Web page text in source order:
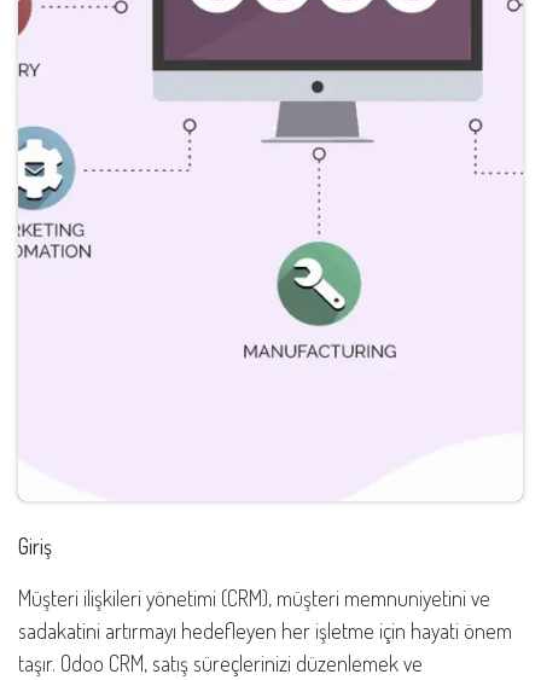
Giriş
Müşteri ilişkileri yönetimi (CRM), müşteri memnuniyetini ve
sadakatini artırmayı hedefleyen her işletme için hayati önem
taşır. Odoo CRM, satış süreçlerinizi düzenlemek ve